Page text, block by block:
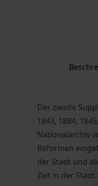
Der zweite
1843, 1884,
Nationalarchiv
Reformen
der Stadt und
Zeit in der Stadt